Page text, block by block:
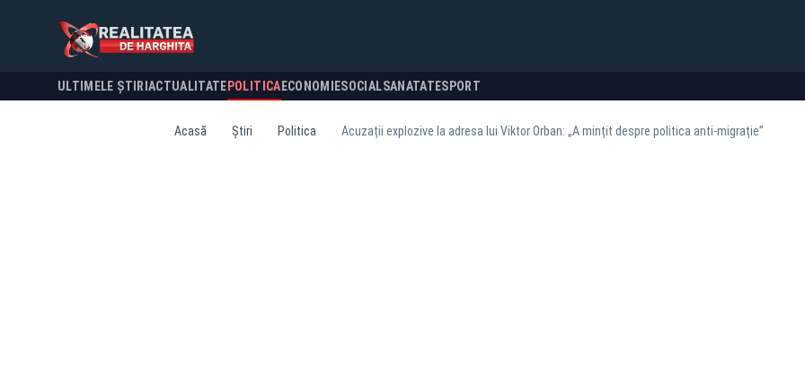
ULTIMELE ȘTIRI ACTUALITATE POLITICA ECONOMIESOCIALSANATATESPORT
Acasă Știri Politica Acuzații explozive la adresa lui Viktor Orban: „A mințit despre politica anti-migrație”